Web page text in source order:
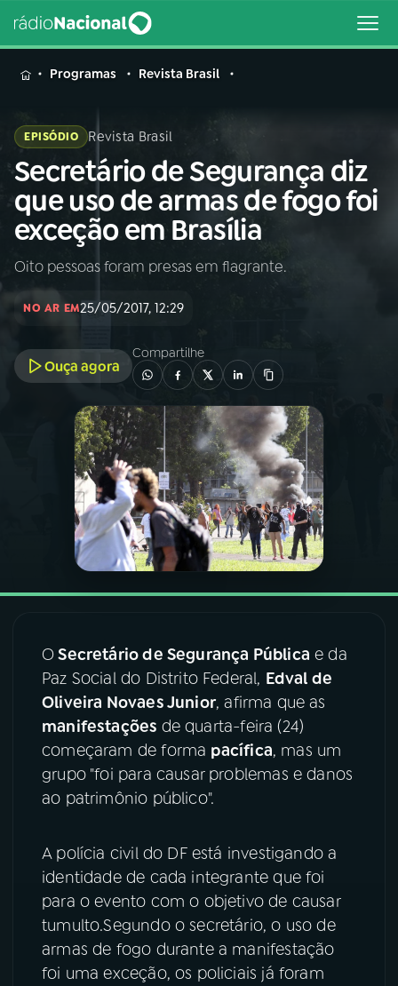
MENU
Buscar
na
Rádio
Nacional
Buscar
AO VIVO
02A RÁDIO
PROGRAMAÇÃO
PROGRAMAS
PODCASTS
07 ÚLTIMAS
08FESTIVAL DE MÚSICA
ACOMPANHE A RÁDIO NACIONAL
Instagram X
TikTok
Programas Revista Brasil
EPISÓDIO Revista Brasil
Secretário de Segurança diz
que uso de armas de fogo foi
exceção em Brasília
Oito pessoas foram presas em flagrante.
NO AR EM25/05/2017, 12:29
Ouça agora
Compartilhe
OSecretário de Segurança Pública e da
Paz Social do Distrito Federal, Edval de
Oliveira Novaes Junior, afirma que as
manifestações de quarta-feira (24)
começaram de forma pacífica, mas um
grupo "foi para causar problemas e danos
ao patrimônio público".
A polícia civil do DF está investigando a
identidade de cada integrante que foi
para o evento com o objetivo de causar
tumulto.Segundo o secretário, o uso de
armas de fogo durante a manifestação
foi uma exceção, os policiais já foram